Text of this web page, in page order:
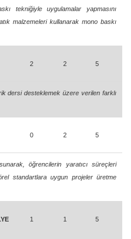
tekniğiyle uygulamalar yapmasını
malzemeleri kullanarak mono baskı
2 2 5
dersi desteklemek üzere verilen farklı
0 2 5
öğrencilerin yaratıcı süreçleri
standartlara uygun projeler üretme
1 1 5